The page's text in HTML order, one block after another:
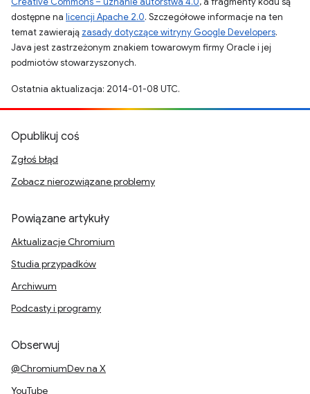
dostępne na licencji Apache 2.0. Szczegółowe informacje na ten
temat zawierają zasady dotyczące witryny Google Developers.
Java jest zastrzeżonym znakiem towarowym firmy Oracle i jej
podmiotów stowarzyszonych.
Ostatnia aktualizacja: 2014-01-08 UTC.
Opublikuj coś
Zgłoś błąd
Zobacz nierozwiązane problemy
Powiązane artykuły
Aktualizacje Chromium
Studia przypadków
Archiwum
Podcasty i programy
Obserwuj
@ChromiumDev na X
YouTube